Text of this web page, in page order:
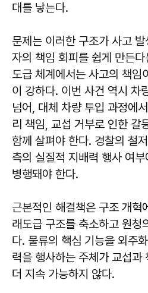
대를 낳는다.
문제는 이러한 구조가 사고
자의 책임 회피를 쉽게 만든
도급 체계에서는 사고의 책임
이 강하다. 이번 사건 역시 차
넘어, 대체 차량 투입 과정에
리 책임, 교섭 거부로 인한 갈
함께 살펴야 한다. 경찰의 철
측의 실질적 지배력 행사 여
병행돼야 한다.
근본적인 해결책은 구조 개혁
래도급 구조를 축소하고 원청
다. 물류의 핵심 기능을 외주
력을 행사하는 주체가 교섭과
더 지속 가능하지 않다.